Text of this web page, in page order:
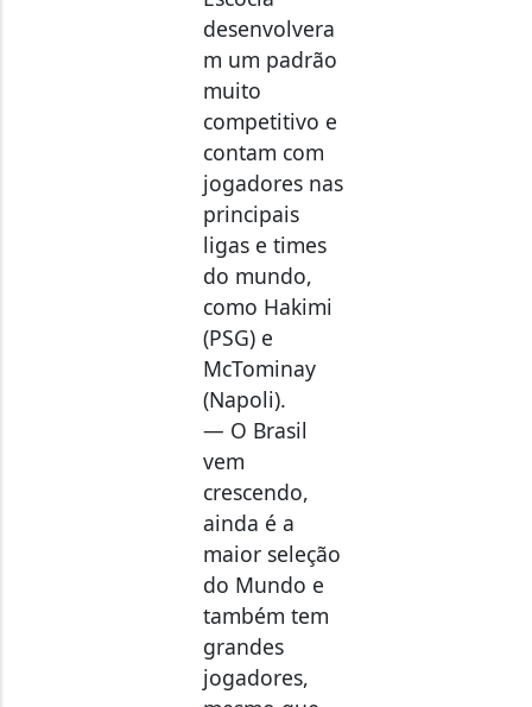
desenvolvera
m um padrão
muito
competitivo e
contam com
jogadores nas
principais
ligas e times
do mundo,
como Hakimi
(PSG) e
McTominay
(Napoli).
— O Brasil
vem
crescendo,
ainda é a
maior seleção
do Mundo e
também tem
grandes
jogadores,
mesmo que